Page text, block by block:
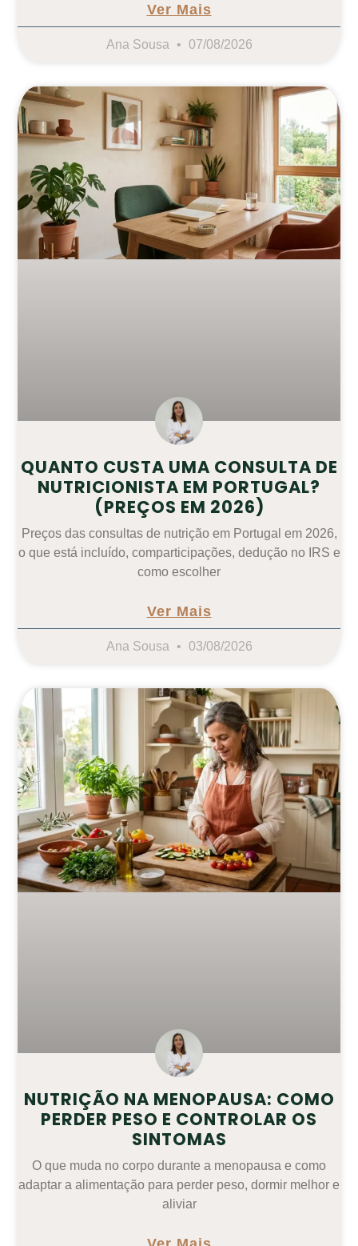
Ver Mais
Ana Sousa 07/08/2026
QUANTO CUSTA UMA CONSULTA DE
NUTRICIONISTA EM PORTUGAL?
(PREÇOS EM 2026)
Preços das consultas de nutrição em Portugal em 2026,
o que está incluído, comparticipações, dedução no IRS e
como escolher
Ver Mais
Ana Sousa 03/08/2026
NUTRIÇÃO NA MENOPAUSA: COMO
PERDER PESO E CONTROLAR OS
SINTOMAS
O que muda no corpo durante a menopausa e como
adaptar a alimentação para perder peso, dormir melhor e
aliviar